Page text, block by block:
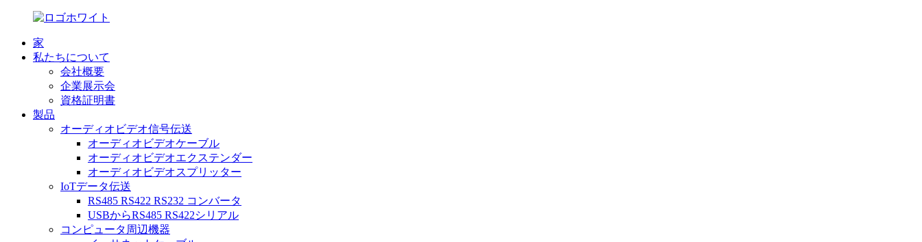
家
私たちについて
会社概要
企業展示会
資格証明書
製品
オーディオビデオ信号伝送
オーディオビデオケーブル
オーディオビデオエクステンダー
オーディオビデオスプリッター
IoTデータ伝送
RS485 RS422 RS232 コンバータ
USBからRS485 RS422シリアル
コンピュータ周辺機器